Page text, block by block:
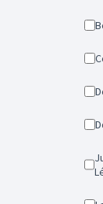
Justices / Madeleine / St